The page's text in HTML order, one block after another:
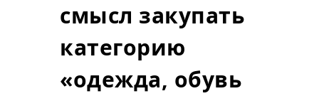
смысл закупать
категорию
«одежда, обувь